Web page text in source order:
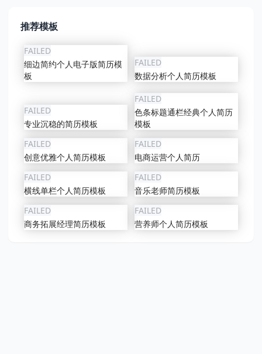
推荐模板
FAILED
细边简约个人电子版简历模
板
FAILED
数据分析个人简历模板
FAILED
专业沉稳的简历模板
FAILED
色条标题通栏经典个人简历
模板
FAILED
创意优雅个人简历模板
FAILED
电商运营个人简历
FAILED
横线单栏个人简历模板
FAILED
音乐老师简历模板
FAILED
商务拓展经理简历模板
FAILED
营养师个人简历模板